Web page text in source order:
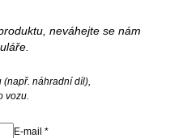
neváhejte se nám
(např. náhradní díl),
vozu.
E-mail *